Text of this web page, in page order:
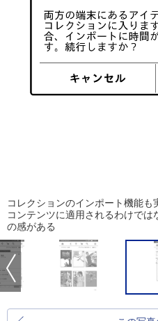
コレクションのインポート機能
コンテンツに適用されるわけで
の感がある